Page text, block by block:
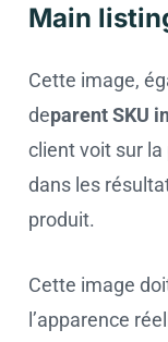
Main
Cette image,
deparent SKU
client voit sur la
dans les
produit.
Cette image
l’apparence